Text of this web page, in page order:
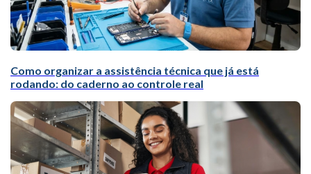
Como organizar a assistência técnica que já está
rodando: do caderno ao controle real